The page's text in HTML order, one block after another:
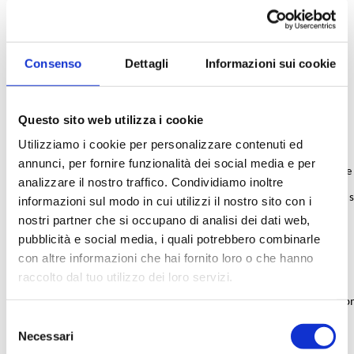
Consenso Dettagli Informazioni sui cookie
Questo sito web utilizza i cookie
Utilizziamo i cookie per personalizzare contenuti ed
annunci, per fornire funzionalità dei social media e per
analizzare il nostro traffico. Condividiamo inoltre
informazioni sul modo in cui utilizzi il nostro sito con i
nostri partner che si occupano di analisi dei dati web,
pubblicità e social media, i quali potrebbero combinarle
con altre informazioni che hai fornito loro o che hanno
raccolto dal tuo utilizzo dei loro servizi.
delNecessari
RICHIEDI UN PREVENTIVO
Caratteristiche tecniche
Sistema di controllo: A microprocessore
Tipo di motore: Ad induzione senza
Capacità massima con rotore angolo fisso: 12 x 15 ml
Velocità massima con rotore angolo fisso (RCF):
Impostazione RPM: Si, da 500 a 5300
Display RCF: